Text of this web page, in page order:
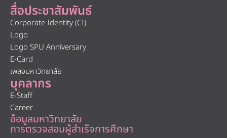
สื่อประชาสัมพันธ์
Corporate Identity (CI)
Logo
Logo SPU Anniversary
E-Card
เพลงมหาวิทยาลัย
บุคลากร
E-Staff
Career
ข้อมูลมหาวิทยาลัย
การตรวจสอบผู้สำเร็จการศึกษา